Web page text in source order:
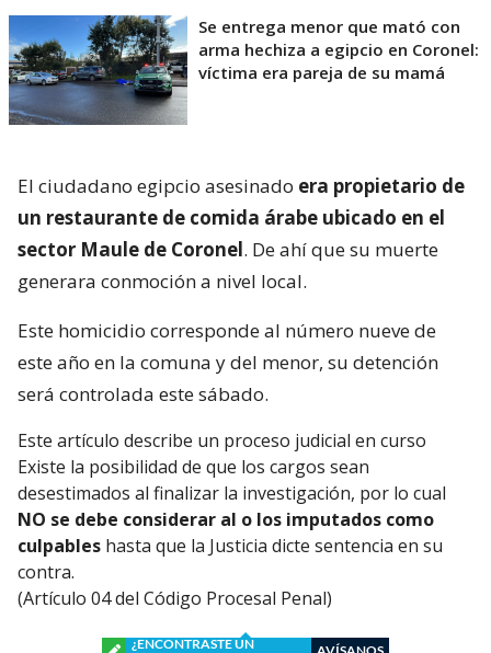
Se entrega menor que mató con
arma hechiza a egipcio en Coronel:
víctima era pareja de su mamá
El ciudadano egipcio asesinado era propietario de
un restaurante de comida árabe ubicado en el
sector Maule de Coronel. De ahí que su muerte
generara conmoción a nivel local.
Este homicidio corresponde al número nueve de
este año en la comuna y del menor, su detención
será controlada este sábado.
Este artículo describe un proceso judicial en curso
Existe la posibilidad de que los cargos sean
desestimados al finalizar la investigación, por lo cual
NO se debe considerar al o los imputados como
culpables hasta que la Justicia dicte sentencia en su
contra.
(Artículo 04 del Código Procesal Penal)
¿ENCONTRASTE UN